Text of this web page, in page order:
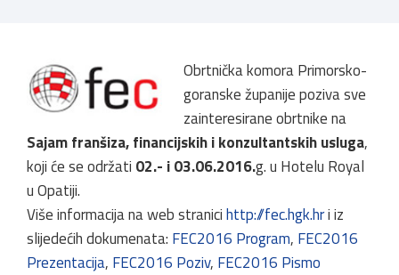
Obrtnička komora Primorsko-
goranske županije poziva sve
zainteresirane obrtnike na
Sajam franšiza, financijskih i konzultantskih usluga,
koji će se održati 02.- i 03.06.2016.g. u Hotelu Royal
u Opatiji.
Više informacija na web stranicihttp://fec.hgk.hri iz
slijedećih dokumenata: FEC2016 Program, FEC2016
Prezentacija, FEC2016 Poziv, FEC2016 Pismo